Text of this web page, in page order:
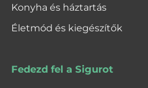
Konyha és háztartás
Életmód és kiegészítők
Fedezd fel a Sigurot